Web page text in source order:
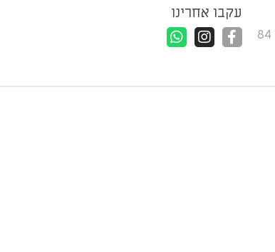
עקבו אחרינו